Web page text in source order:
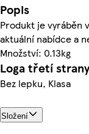
Popis
Produkt je vyráběn
aktuální nabídce a
Množství: 0.13kg
Loga třetí strany
Bez lepku, Klasa
Složení